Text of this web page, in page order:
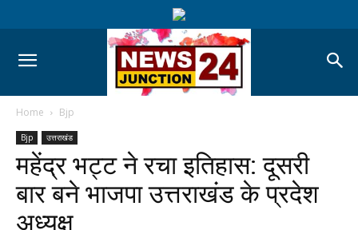
Home Bjp
Bjp उत्तराखंड
महेंद्र भट्ट ने रचा इतिहास: दूसरी
बार बने भाजपा उत्तराखंड के प्रदेश
अध्यक्ष